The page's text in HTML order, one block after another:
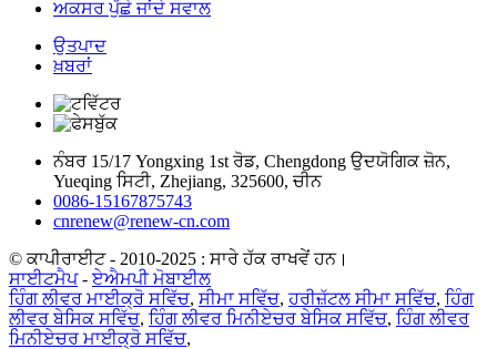
ਅਕਸਰ ਪੁੱਛੇ ਜਾਂਦੇ ਸਵਾਲ
ਉਤਪਾਦ
ਖ਼ਬਰਾਂ
ਨੰਬਰ 15/17 Yongxing 1st ਰੋਡ, Chengdong ਉਦਯੋਗਿਕ ਜ਼ੋਨ,
Yueqing ਸਿਟੀ, Zhejiang, 325600, ਚੀਨ
0086-15167875743
cnrenew@renew-cn.com
© ਕਾਪੀਰਾਈਟ - 2010-2025 : ਸਾਰੇ ਹੱਕ ਰਾਖਵੇਂ ਹਨ।
ਸਾਈਟਮੈਪ-ਏਐਮਪੀ ਮੋਬਾਈਲ
ਹਿੰਗ ਲੀਵਰ ਮਾਈਕ੍ਰੋ ਸਵਿੱਚ, ਸੀਮਾ ਸਵਿੱਚ,ਹਰੀਜ਼ੱਟਲ ਸੀਮਾ ਸਵਿੱਚ, ਹਿੰਗ
ਲੀਵਰ ਬੇਸਿਕ ਸਵਿੱਚ, ਹਿੰਗ ਲੀਵਰ ਮਿਨੀਏਚਰ ਬੇਸਿਕ ਸਵਿੱਚ, ਹਿੰਗ ਲੀਵਰ
ਮਿਨੀਏਚਰ ਮਾਈਕ੍ਰੋ ਸਵਿੱਚ,